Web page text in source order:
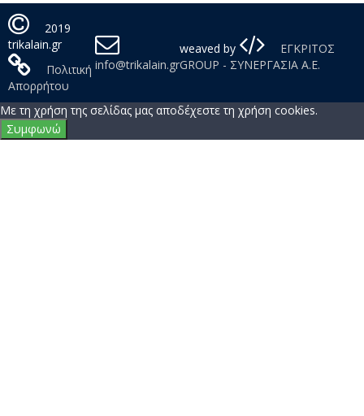
2019
trikalain.gr
Πολιτική info@trikalain.gr
weaved by
GROUP - ΣΥΝΕΡΓΑΣΙΑ Α.Ε.